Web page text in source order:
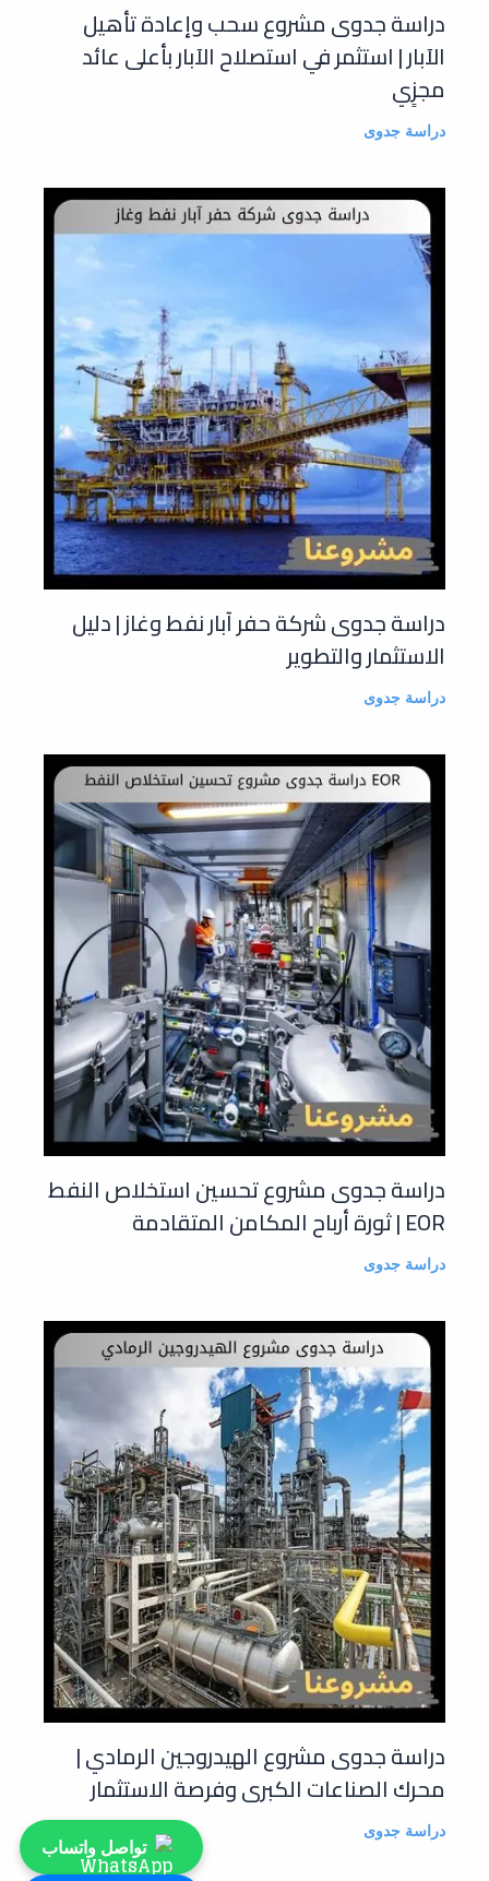
دراسة جدوى مشروع سحب وإعادة تأهيل
الآبار | استثمر في استصلاح الآبار بأعلى عائد
مجزٍي
دراسة جدوى
دراسة جدوى شركة حفر آبار نفط وغاز | دليل
الاستثمار والتطوير
دراسة جدوى
دراسة جدوى مشروع تحسين استخلاص النفط
EOR | ثورة أرباح المكامن المتقادمة
دراسة جدوى
دراسة جدوى مشروع الهيدروجين الرمادي |
محرك الصناعات الكبرى وفرصة الاستثمار
دراسة جدوى
تواصل واتساب